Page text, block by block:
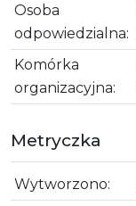
Osoba
odpowiedzialna:
Komórka
organizacyjna:
Metryczka
Wytworzono: